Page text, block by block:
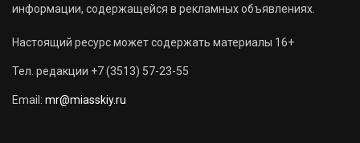
информации, содержащейся в рекламных объявлениях.
Настоящий ресурс может содержать материалы 16+
Тел. редакции +7 (3513) 57-23-55
Email: mr@miasskiy.ru